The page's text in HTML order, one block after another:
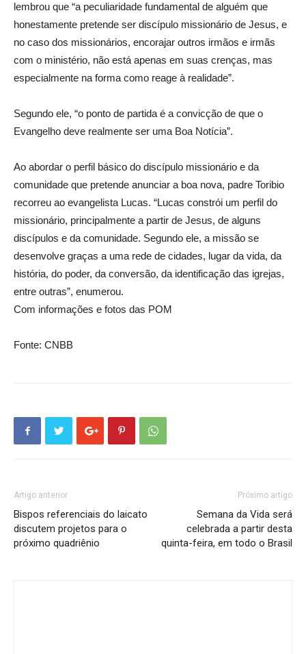
lembrou que “a peculiaridade fundamental de alguém que
honestamente pretende ser discípulo missionário de Jesus, e
no caso dos missionários, encorajar outros irmãos e irmãs
com o ministério, não está apenas em suas crenças, mas
especialmente na forma como reage à realidade”.
Segundo ele, “o ponto de partida é a convicção de que o
Evangelho deve realmente ser uma Boa Notícia”.
Ao abordar o perfil básico do discípulo missionário e da
comunidade que pretende anunciar a boa nova, padre Toribio
recorreu ao evangelista Lucas. “Lucas constrói um perfil do
missionário, principalmente a partir de Jesus, de alguns
discípulos e da comunidade. Segundo ele, a missão se
desenvolve graças a uma rede de cidades, lugar da vida, da
história, do poder, da conversão, da identificação das igrejas,
entre outras”, enumerou.
Com informações e fotos das POM
Fonte: CNBB
Artigo anterior
Bispos referenciais do laicato
discutem projetos para o
próximo quadriênio
Próximo artigo
Semana da Vida será
celebrada a partir desta
quinta-feira, em todo o Brasil